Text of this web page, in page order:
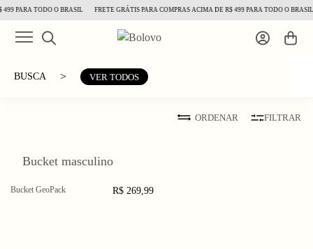
PARA TODO O BRASIL FRETE GRÁTIS PARA COMPRAS ACIMA DE R$ 499 PARA TODO O BRASIL
BUSCA > VER TODOS
ORDENAR FILTRAR
Bucket masculino
Bucket GeoPack R$ 269,99